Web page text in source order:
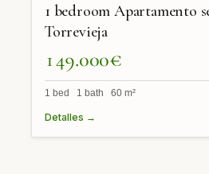
1 bedroom Apartamento
Torrevieja
149.000€
1 bed 1 bath 60 m²
Detalles →